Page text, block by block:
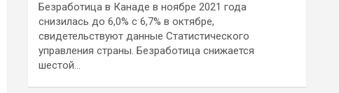
Безработица в Канаде в ноябре 2021 года
снизилась до 6,0% с 6,7% в октябре,
свидетельствуют данные Статистического
управления страны. Безработица снижается
шестой…